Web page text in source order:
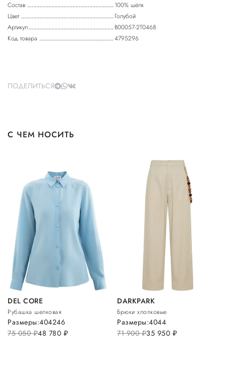
Состав
100% шёлк
Цвет
Голубой
Артикул
B00057-2T0468
Код товара
4795296
ПОДЕЛИТЬСЯ
С ЧЕМ НОСИТЬ
DEL CORE
Рубашка шелковая
75 050руб.48 780 руб.
Размеры:404246
DARKPARK
Брюки хлопковые
71 900руб.35 950 руб.
Размеры:4044